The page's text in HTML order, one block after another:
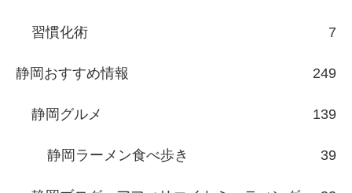
習慣化術 7
静岡おすすめ情報 249
静岡グルメ 139
静岡ラーメン食べ歩き 39